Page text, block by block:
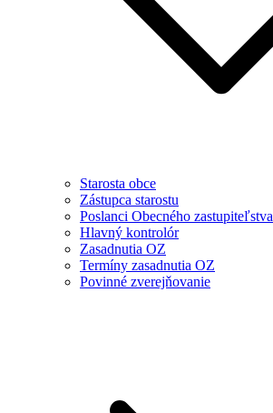
Starosta obce
Zástupca starostu
Poslanci Obecného zastupiteľstva
Hlavný kontrolór
Zasadnutia OZ
Termíny zasadnutia OZ
Povinné zverejňovanie